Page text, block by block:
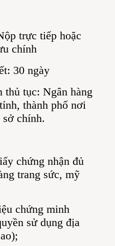
trực tiếp hoặc
chính
30 ngày
thủ tục: Ngân hàng
thành phố nơi
chính.
chứng nhận đủ
trang sức, mỹ
chứng minh
sử dụng địa